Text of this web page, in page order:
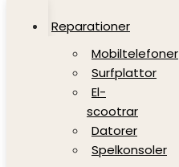
Reparationer
Mobiltelefoner
Surfplattor
El-
scootrar
Datorer
Spelkonsoler